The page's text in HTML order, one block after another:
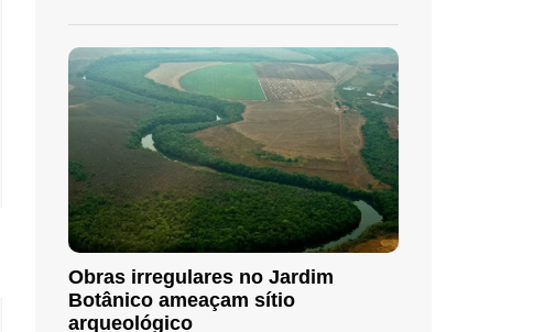
Obras irregulares no Jardim
Botânico ameaçam sítio
arqueológico